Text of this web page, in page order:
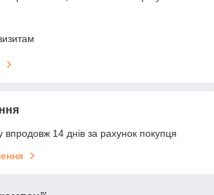
14 днів за рахунок покупця